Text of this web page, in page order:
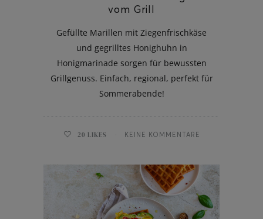
vom Grill
Gefüllte Marillen mit Ziegenfrischkäse
und gegrilltes Honighuhn in
Honigmarinade sorgen für bewussten
Grillgenuss. Einfach, regional, perfekt für
Sommerabende!
20 LIKES KEINE KOMMENTARE